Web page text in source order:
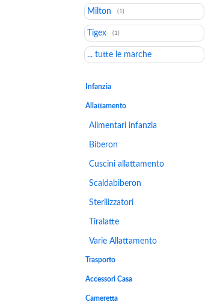
Milton (1)
Tigex (1)
... tutte le marche
Infanzia
Allattamento
Alimentari infanzia
Biberon
Cuscini allattamento
Scaldabiberon
Sterilizzatori
Tiralatte
Varie Allattamento
Trasporto
Accessori Casa
Cameretta